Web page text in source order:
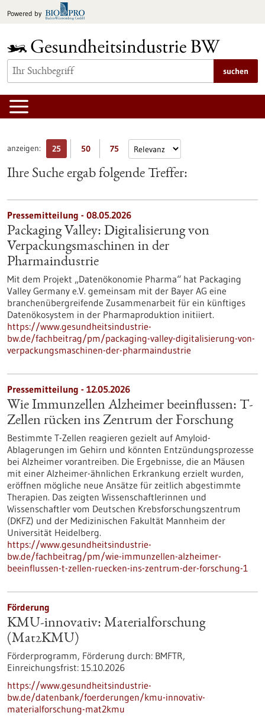
Inhalt
Powered by
suchen
anzeigen: 25 50 75
Ihre Suche ergab folgende Treffer:
Pressemitteilung - 08.05.2026
Packaging Valley: Digitalisierung von
Verpackungsmaschinen in der
Pharmaindustrie
Mit dem Projekt „Datenökonomie Pharma“ hat Packaging
Valley Germany e.V. gemeinsam mit der Bayer AG eine
branchenübergreifende Zusammenarbeit für ein künftiges
Datenökosystem in der Pharmaproduktion initiiert.
https://www.gesundheitsindustrie-
bw.de/fachbeitrag/pm/packaging-valley-digitalisierung-von-
verpackungsmaschinen-der-pharmaindustrie
Pressemitteilung - 12.05.2026
Wie Immunzellen Alzheimer beeinflussen: T-
Zellen rücken ins Zentrum der Forschung
Bestimmte T-Zellen reagieren gezielt auf Amyloid-
Ablagerungen im Gehirn und könnten Entzündungsprozesse
bei Alzheimer vorantreiben. Die Ergebnisse, die an Mäusen
mit einer Alzheimer-ähnlichen Erkrankung erzielt wurden,
eröffnen mögliche neue Ansätze für zeitlich abgestimmte
Therapien. Das zeigten Wissenschaftlerinnen und
Wissenschaftler vom Deutschen Krebsforschungszentrum
(DKFZ) und der Medizinischen Fakultät Mannheim der
Universität Heidelberg.
https://www.gesundheitsindustrie-
bw.de/fachbeitrag/pm/wie-immunzellen-alzheimer-
beeinflussen-t-zellen-ruecken-ins-zentrum-der-forschung-1
Förderung
KMU-innovativ: Materialforschung
(Mat2KMU)
Förderprogramm, Förderung durch: BMFTR,
Einreichungsfrist: 15.10.2026
https://www.gesundheitsindustrie-
bw.de/datenbank/foerderungen/kmu-innovativ-
materialforschung-mat2kmu